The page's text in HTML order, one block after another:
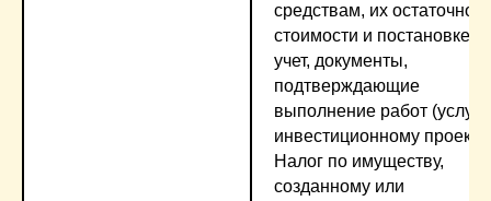
средствам, их остаточной
стоимости и постановке
учет, документы,
подтверждающие
выполнение работ (услуг)
инвестиционному проекту.
Налог по имуществу,
созданному или